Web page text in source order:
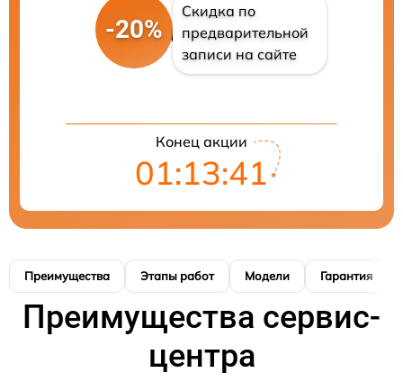
-20%
Скидка по
предварительной
записи на сайте
Конец акции
01:13:41
Преимущества Этапы работ Модели Гарантия
Преимущества сервис-
центра